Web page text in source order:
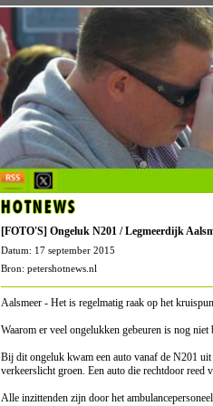
HOTNEWS
[FOTO'S] Ongeluk N201 / Legmeerdijk
Datum: 17 september 2015
Bron: petershotnews.nl
Aalsmeer - Het is regelmatig raak op het
Waarom er veel ongelukken gebeuren is nog niet
Bij dit ongeluk kwam een auto vanaf de N201
verkeerslicht groen. Een auto die rechtdoor reed
Alle inzittenden zijn door het